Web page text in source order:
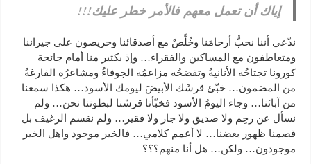
إياك أن تعمل معهم فالأمر خطر عليك!!!
ندّعي أننا نحبُّ أرحامَنا وخُلَّصٌ مع أصدقائنا وحريصون على جيراننا
ومتعاطفون مع المساكين والفقراء… وإذ بكثير منا أمام جائحة
كورونا تجتاحُه الأنانيةُ وتفضحُه مزاعمُه الجوفاءُ ومشاعرُه الفارغةُ
من المضمون… خبّئ قرشَك الأبيضَ ليومك الأسود… هكذا سمعنا
من آبائنا… وجاء اليومُ الأسود فخبّأنا قرشَنا لبطوننا نحن… ولم
نسأل عن رحِم ولا صديق ولا جار ولا فقير… ولم نقسم الرغيف بل
قصمنا ظهور بعضنا… لا أعمم كلامي… فالخير موجود واهل الخير
موجودون… ولكن… هل أنا منهم؟؟؟